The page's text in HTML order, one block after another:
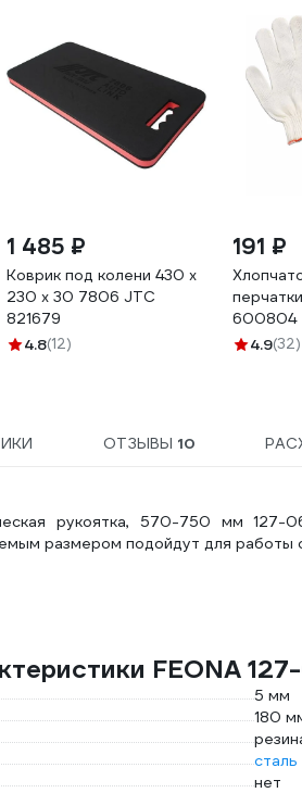
1 485 ₽
Коврик под колени 430 x
230 x 30 7806 JTC
821679
4.8(12)
191 ₽
600804
4.9(32)
ОТЗЫВЫ 10
рукоятка, 570-750 мм 127-
размером подойдут для работы
FEONA
5 мм
180
сталь
нет